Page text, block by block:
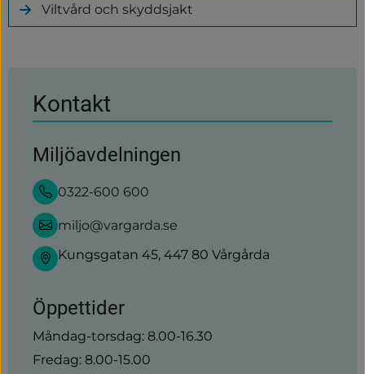
Viltvård och skyddsjakt
Kontakt
Miljöavdelningen
0322-600 600
miljo@vargarda.se
Kungsgatan 45, 447 80 Vårgårda
Öppettider
Måndag-torsdag: 8.00-16.30
Fredag: 8.00-15.00